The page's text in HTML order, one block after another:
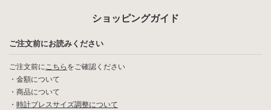
ショッピングガイド
ご注文前にお読みください
ご注文前にこちら をご確認ください
・ 金額について
・ 商品について
・ 時計ブレスサイズ調整について